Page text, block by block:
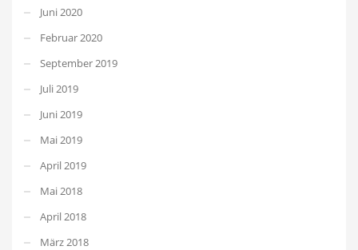
Juni 2020
Februar 2020
September 2019
Juli 2019
Juni 2019
Mai 2019
April 2019
Mai 2018
April 2018
März 2018